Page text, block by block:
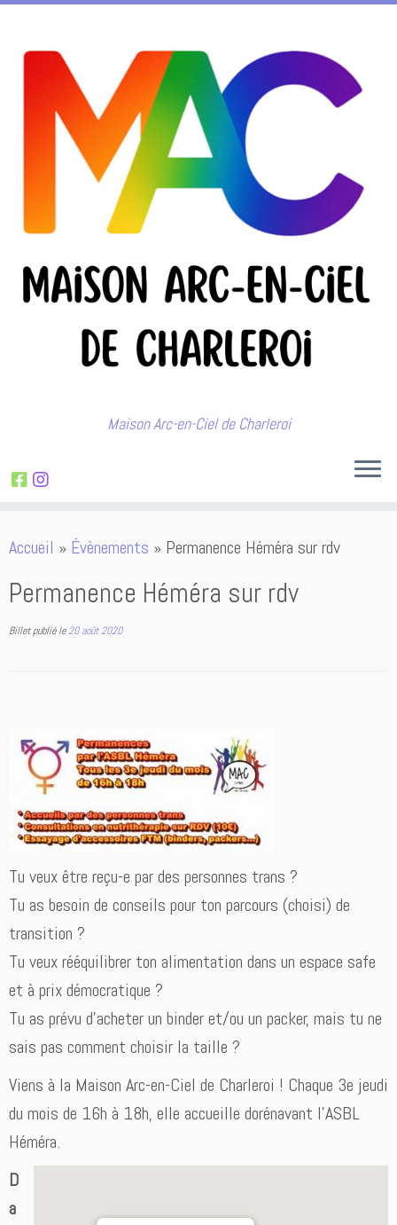
au
contenu
Maison Arc-en-Ciel de Charleroi
Accueil » Évènements » Permanence Héméra sur rdv
Permanence Héméra sur rdv
Billet publié le20 août 2020
Tu veux être reçu-e par des personnes trans ?
Tu as besoin de conseils pour ton parcours (choisi) de
transition ?
Tu veux rééquilibrer ton alimentation dans un espace safe
et à prix démocratique ?
Tu as prévu d’acheter un binder et/ou un packer, mais tu ne
sais pas comment choisir la taille ?
Viens à la Maison Arc-en-Ciel de Charleroi ! Chaque 3e jeudi
du mois de 16h à 18h, elle accueille dorénavant l’ASBL
Héméra.
D
a